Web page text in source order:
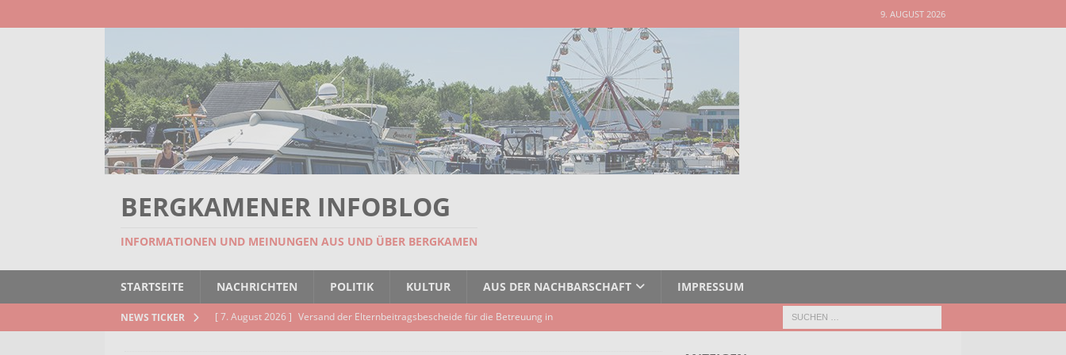
9. AUGUST 2026
BERGKAMENER INFOBLOG
INFORMATIONEN UND MEINUNGEN AUS UND ÜBER BERGKAMEN
STARTSEITE NACHRICHTEN POLITIK KULTUR AUS DER NACHBARSCHAFT IMPRESSUM
NEWS TICKER [ 7. August 2026 ] Versand der Elternbeitragsbescheide für die Betreuung in